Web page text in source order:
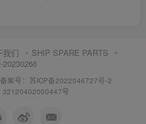
我们
SHIP SPARE PARTS
20230266
备案号：苏ICP备2022046727号-2
32120402000447号